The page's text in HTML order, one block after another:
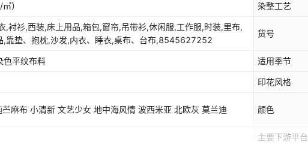
㎡） 染整工艺
,衬衫,西装,床上用品,箱包,窗帘,吊带衫,休闲服,工作服,时装,里布,
,靠垫、抱枕,沙发,内衣、睡衣,桌布、台布,8545627252
货号
色平纹布料 适用季节
印花风格
苎麻布 小清新 文艺少女 地中海风情 波西米亚 北欧灰 莫兰迪 颜色
主要下游平台